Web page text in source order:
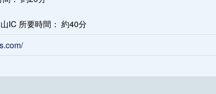
IC 所要時間： 約40分